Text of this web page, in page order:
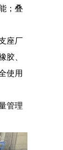
；叠
座厂
胶、
使用
管理